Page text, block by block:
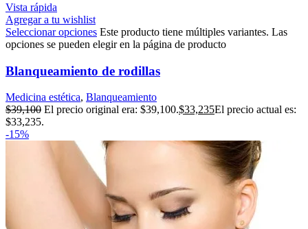
Vista rápida
Agregar a tu wishlist
Seleccionar opciones Este producto tiene múltiples variantes. Las
opciones se pueden elegir en la página de producto
Blanqueamiento de rodillas
Medicina estética, Blanqueamiento
$39,100 El precio original era: $39,100.$33,235El precio actual es:
$33,235.
-15%